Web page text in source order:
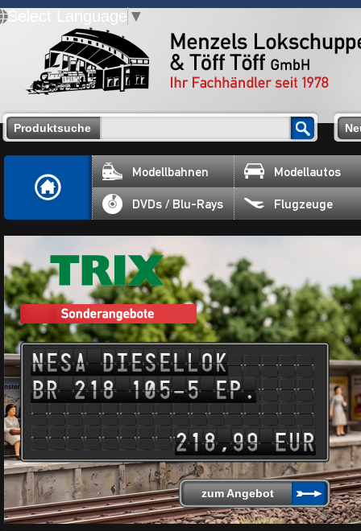
Select Language ▼
Produktsuche
Modellbahnen Modellautos
DVDs / Blu-Rays Flugzeuge
zum Angebot